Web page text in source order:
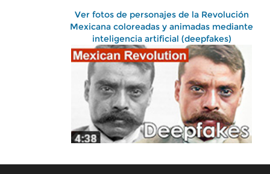
Ver fotos de personajes de la Revolución
Mexicana coloreadas y animadas mediante
inteligencia artificial (deepfakes)